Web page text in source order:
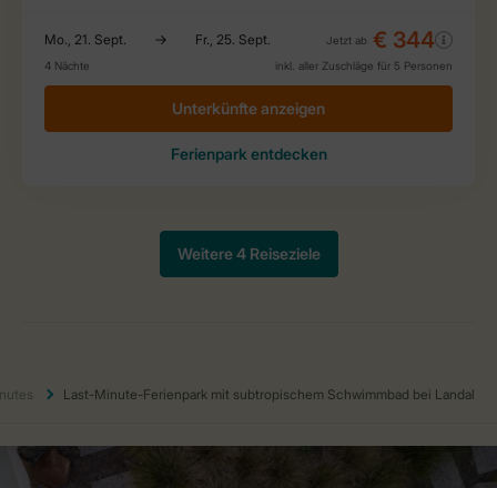
Last-Minute-Ferienpark mit subtropischem Schwimmbad bei Landal